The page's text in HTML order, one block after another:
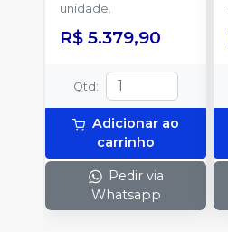
unidade.
R$ 5.379,90
Qtd :
Adicionar ao
carrinho
Pedir via
Whatsapp